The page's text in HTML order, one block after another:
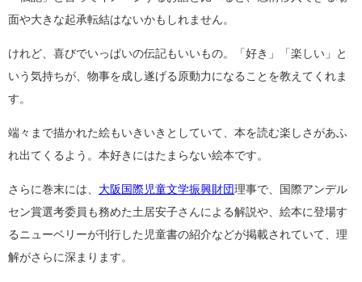
面や大きな起承転結はないかもしれません。
けれど、喜びでいっぱいの伝記もいいもの。「好き」「楽しい」と
いう気持ちが、物事を成し遂げる原動力になることを教えてくれま
す。
端々まで描かれた絵もいきいきとしていて、本を読む楽しさがあふ
れ出てくるよう。本好きにはたまらない絵本です。
さらに巻末には、 大阪国際児童文学振興財団理事で、国際アンデル
セン賞選考委員も務めた土居安子さんによる解説や、絵本に登場す
るニューベリーが刊行した児童書の紹介などが掲載されていて、理
解がさらに深まります。